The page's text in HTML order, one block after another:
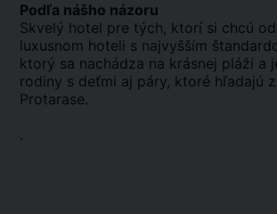
Podľa nášho názoru
Skvelý hotel pre tých, ktorí si chcú
luxusnom hoteli s najvyšším
ktorý sa nachádza na krásnej pláži a
rodiny s deťmi aj páry, ktoré hľadajú
Protarase.
.